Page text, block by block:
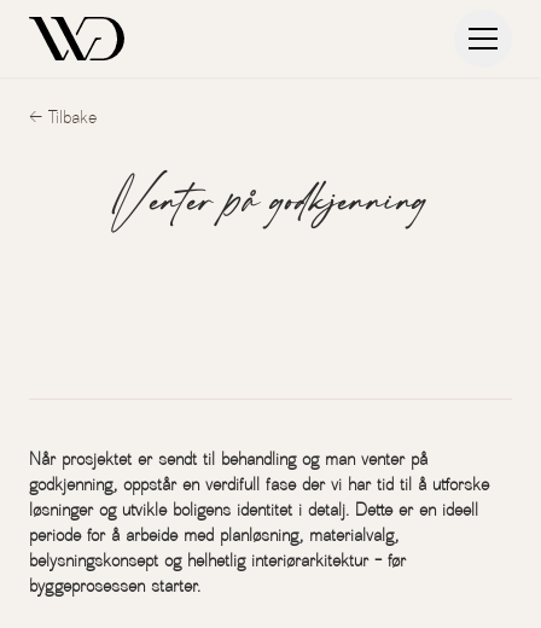
← Tilbake
Venter på godkjenning
Når prosjektet er sendt til behandling og man venter på
godkjenning, oppstår en verdifull fase der vi har tid til å utforske
løsninger og utvikle boligens identitet i detalj. Dette er en ideell
periode for å arbeide med planløsning, materialvalg,
belysningskonsept og helhetlig interiørarkitektur – før
byggeprosessen starter.